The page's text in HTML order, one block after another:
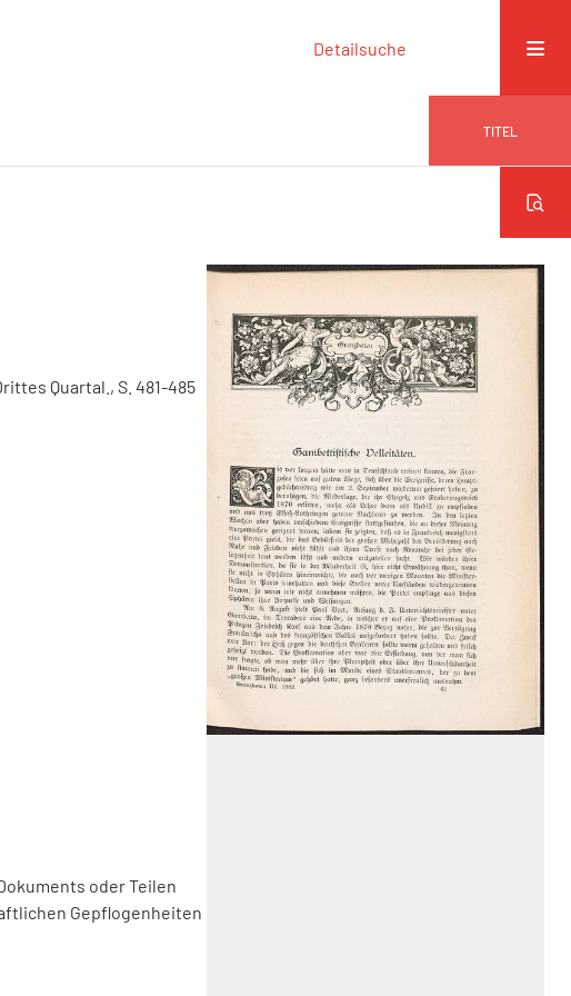
Detailsuche
TITEL
Quartal., S. 481-485
oder Teilen
Gepflogenheiten